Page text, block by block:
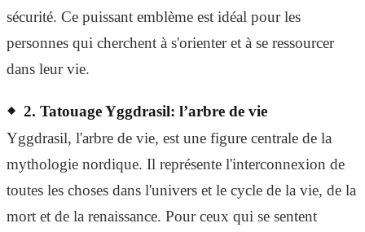
sécurité. Ce puissant emblème est idéal pour les
personnes qui cherchent à s'orienter et à se ressourcer
dans leur vie.
2. Tatouage Yggdrasil: l’arbre de vie
Yggdrasil, l'arbre de vie, est une figure centrale de la
mythologie nordique. Il représente l'interconnexion de
toutes les choses dans l'univers et le cycle de la vie, de la
mort et de la renaissance. Pour ceux qui se sentent